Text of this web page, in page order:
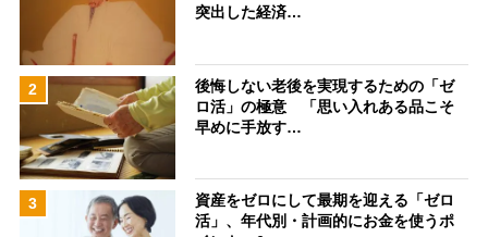
突出した経済…
2
後悔しない老後を実現するための「ゼ
ロ活」の極意 「思い入れある品こそ
早めに手放す…
3
資産をゼロにして最期を迎える「ゼロ
活」、年代別・計画的にお金を使うポ